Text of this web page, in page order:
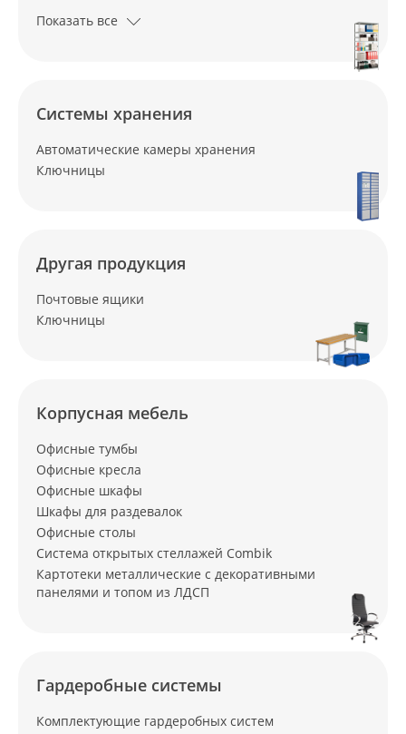
Показать все
Системы хранения
Автоматические камеры хранения
Ключницы
Другая продукция
Почтовые ящики
Ключницы
Корпусная мебель
Офисные тумбы
Офисные кресла
Офисные шкафы
Шкафы для раздевалок
Офисные столы
Система открытых стеллажей Combik
Картотеки металлические с декоративными
панелями и топом из ЛДСП
Гардеробные системы
Комплектующие гардеробных систем